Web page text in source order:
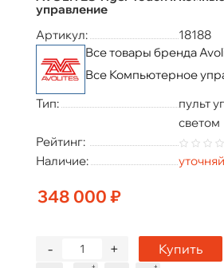
управление
Артикул:
18188
Все товары бренда
Все Компьютерное
Тип:
пульт
светом
Рейтинг:
Наличие:
348 000 ₽
+
- Купить